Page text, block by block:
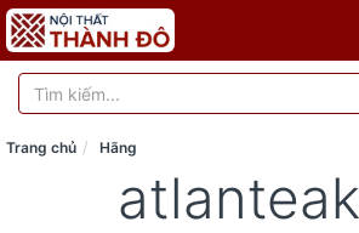
Trang chủ Hãng
atlanteak